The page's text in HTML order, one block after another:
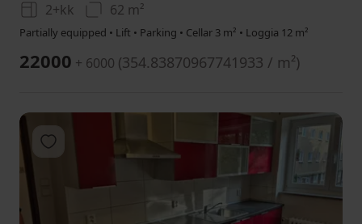
2+kk 62 m²
Partially equipped • Lift • Parking • Cellar 3 m² • Loggia 12 m²
22000 + 6000 (354.83870967741933 / m²)
Add to favorites